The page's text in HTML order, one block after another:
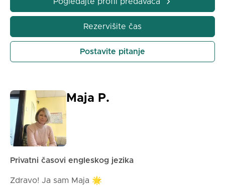
Rezervišite čas
Postavite pitanje
Maja P.
Privatni časovi engleskog jezika
Zdravo! Ja sam Maja 🌟